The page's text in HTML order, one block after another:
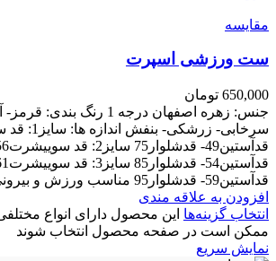
مقايسه
ست ورزشی اسپرت
650,000 تومان
جنس: زهره اصفهان درجه 1
قدآستین59- قدشلوار95 مناسب ورزش و بیرونی
افزودن به علاقه مندی
انتخاب گزینه‌ها این محصول دارای انواع
ممکن است در صفحه محصول انتخاب شوند
نمایش سریع